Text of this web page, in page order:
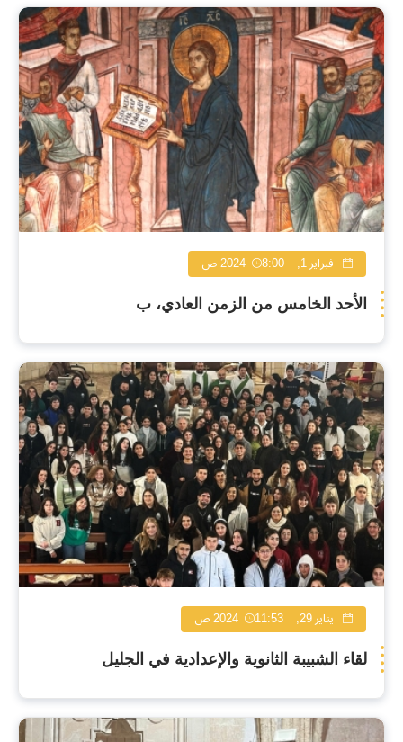
فبراير 1, 2024 8:00 ص
الأحد الخامس من الزمن العادي، ب
يناير 29, 2024 11:53 ص
لقاء الشبيبة الثانوية والإعدادية في الجليل